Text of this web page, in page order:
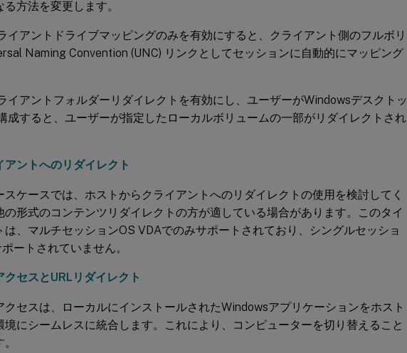
方法を変更します。
イアントドライブマッピングのみを有効にすると、クライアント側のフルボリ
Naming Convention (UNC) リンクとしてセッションに自動的にマッピング
イアントフォルダーリダイレクトを有効にし、ユーザーがWindowsデスクトッ
成すると、ユーザーが指定したローカルボリュームの一部がリダイレクトされ
ントへのリダイレクト
ケースでは、ホストからクライアントへのリダイレクトの使用を検討してく
の形式のコンテンツリダイレクトの方が適している場合があります。このタイ
は、マルチセッションOS VDAでのみサポートされており、シングルセッショ
ートされていません。
クセスとURLリダイレクト
クセスは、ローカルにインストールされたWindowsアプリケーションをホスト
境にシームレスに統合します。これにより、コンピューターを切り替えること